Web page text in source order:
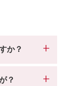
か？
？